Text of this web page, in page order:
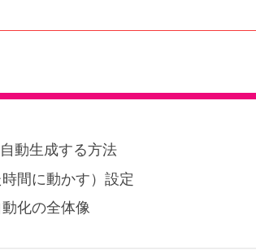
動生成する方法
間に動かす）設定
化の全体像